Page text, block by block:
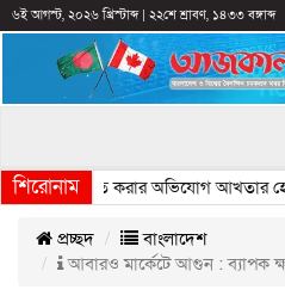
৬ই আগস্ট, ২০২৬ খ্রিস্টাব্দ| ২২শে শ্রাবণ, ১৪৩৩ বঙ্গাব্দ
শিরোনাম
ইতিহাস বিকৃত করার অভিযোগ আখতার
প্রচ্ছদ
বাংলাদেশ
আবারও মার্কেটে আগুন : ব্যাপক